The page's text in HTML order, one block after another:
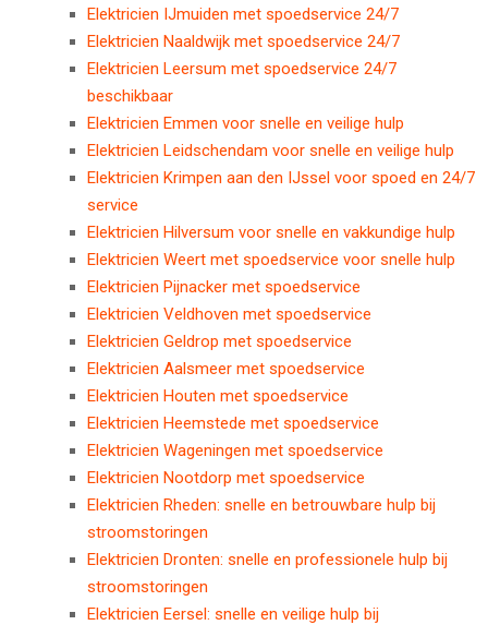
Elektricien IJmuiden met spoedservice 24/7
Elektricien Naaldwijk met spoedservice 24/7
Elektricien Leersum met spoedservice 24/7
beschikbaar
Elektricien Emmen voor snelle en veilige hulp
Elektricien Leidschendam voor snelle en veilige hulp
Elektricien Krimpen aan den IJssel voor spoed en 24/7
service
Elektricien Hilversum voor snelle en vakkundige hulp
Elektricien Weert met spoedservice voor snelle hulp
Elektricien Pijnacker met spoedservice
Elektricien Veldhoven met spoedservice
Elektricien Geldrop met spoedservice
Elektricien Aalsmeer met spoedservice
Elektricien Houten met spoedservice
Elektricien Heemstede met spoedservice
Elektricien Wageningen met spoedservice
Elektricien Nootdorp met spoedservice
Elektricien Rheden: snelle en betrouwbare hulp bij
stroomstoringen
Elektricien Dronten: snelle en professionele hulp bij
stroomstoringen
Elektricien Eersel: snelle en veilige hulp bij